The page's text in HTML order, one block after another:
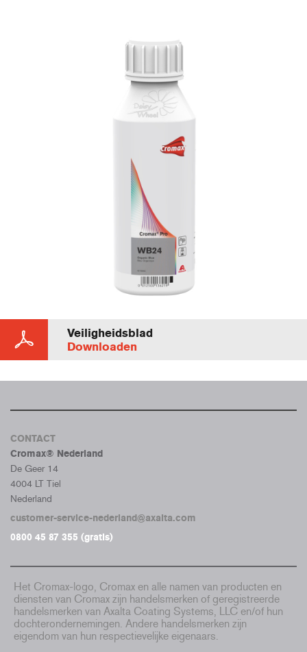
Veiligheidsblad
Downloaden
CONTACT
Cromax® Nederland
De Geer 14
4004 LT Tiel
Nederland
customer-service-nederland@axalta.com
0800 45 87 355 (gratis)
Het Cromax-logo, Cromax en alle namen van producten en
diensten van Cromax zijn handelsmerken of geregistreerde
handelsmerken van Axalta Coating Systems, LLC en/of hun
dochterondernemingen. Andere handelsmerken zijn
eigendom van hun respectievelijke eigenaars.